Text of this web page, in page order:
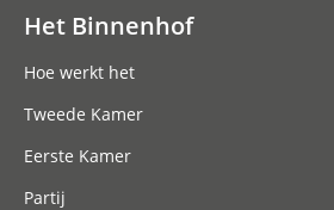
Het Binnenhof
Hoe werkt het
Tweede Kamer
Eerste Kamer
Partij